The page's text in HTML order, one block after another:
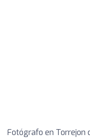
Fotógrafo en Torrejon